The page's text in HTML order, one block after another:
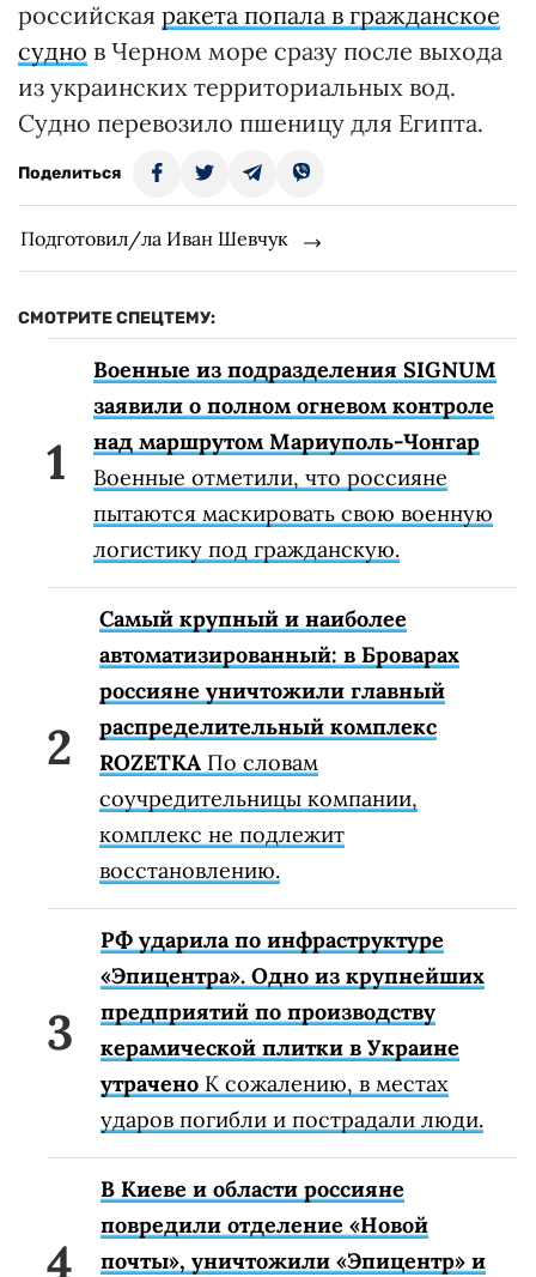
российская ракета попала в гражданское
судно в Черном море сразу после выхода
из украинских территориальных вод.
Судно перевозило пшеницу для Египта.
Поделиться
Подготовил/ла Иван Шевчук
СМОТРИТЕ СПЕЦТЕМУ:
Военные из подразделения SIGNUM
заявили о полном огневом контроле
над маршрутом Мариуполь-Чонгар
Военные отметили, что россияне
пытаются маскировать свою военную
логистику под гражданскую.
Самый крупный и наиболее
автоматизированный: в Броварах
россияне уничтожили главный
распределительный комплекс
ROZETKA По словам
соучредительницы компании,
комплекс не подлежит
восстановлению.
РФ ударила по инфраструктуре
«Эпицентра». Одно из крупнейших
предприятий по производству
керамической плитки в Украине
утрачено К сожалению, в местах
ударов погибли и пострадали люди.
В Киеве и области россияне
повредили отделение «Новой
почты», уничтожили «Эпицентр» и